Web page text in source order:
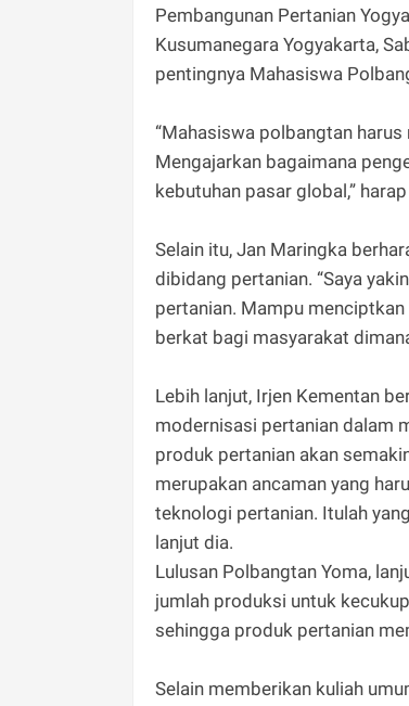
Pembangunan Pertanian
Kusumanegara Yogyakarta,
pentingnya Mahasiswa
“Mahasiswa polbangtan
Mengajarkan bagaimana
kebutuhan pasar global,”
Selain itu, Jan Maringka
dibidang pertanian. “Saya
pertanian. Mampu
berkat bagi masyarakat
Lebih lanjut, Irjen Kementan
modernisasi pertanian dalam
produk pertanian akan
merupakan ancaman yang
teknologi pertanian. Itulah
lanjut dia.
Lulusan Polbangtan Yoma,
jumlah produksi untuk
sehingga produk pertanian
Selain memberikan kuliah